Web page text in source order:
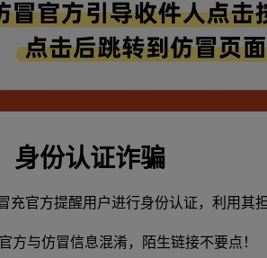
身份认证诈骗
充官方提醒用户进行身份认证，利用其
方与仿冒信息混淆，陌生链接不要点！